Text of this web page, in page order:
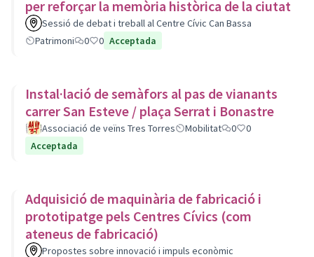
per reforçar la memòria històrica de la ciutat
Sessió de debat i treball al Centre Cívic Can Bassa
Patrimoni
0 0 Acceptada
Instal·lació de semàfors al pas de vianants
carrer San Esteve / plaça Serrat i Bonastre
Associació de veïns Tres Torres Mobilitat 0
0
Acceptada
Adquisició de maquinària de fabricació i
prototipatge pels Centres Cívics (com
ateneus de fabricació)
Propostes sobre innovació i impuls econòmic